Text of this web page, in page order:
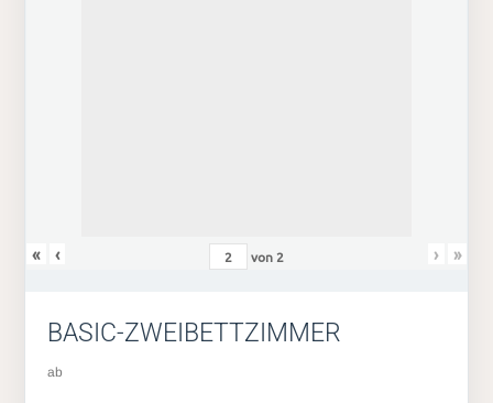
« ‹ von 2 › »
BASIC-ZWEIBETTZIMMER
ab